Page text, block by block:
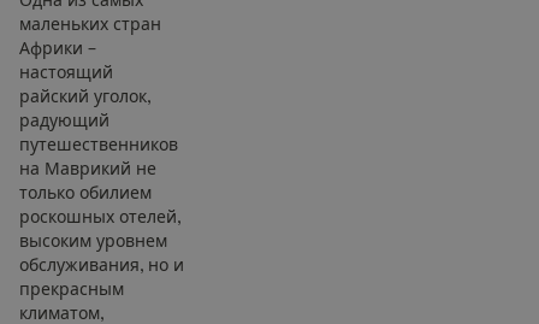
маленьких стран
Африки –
настоящий
райский уголок,
радующий
путешественников
на Маврикий не
только обилием
роскошных отелей,
высоким уровнем
обслуживания, но и
прекрасным
климатом,